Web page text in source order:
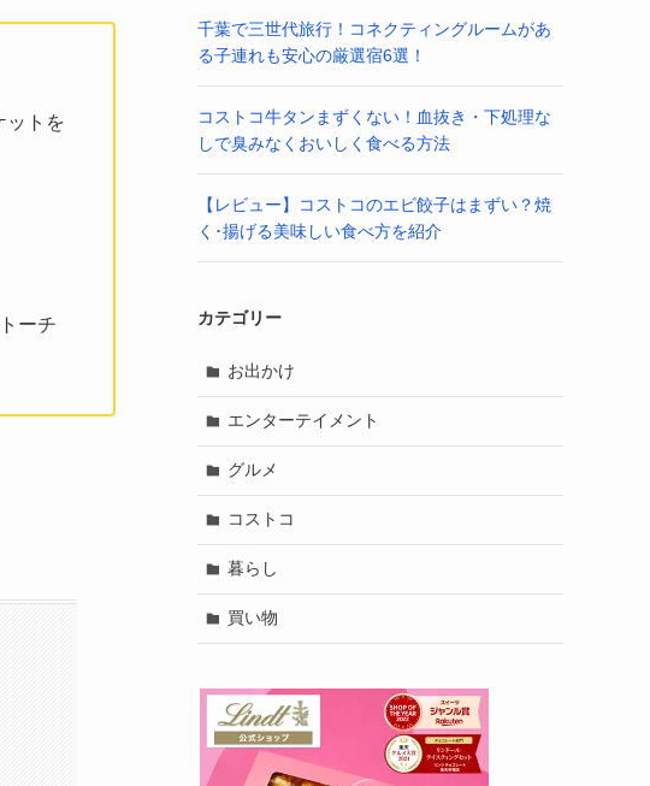
ットを
ーチ
千葉で三世代旅行！コネクティングルームがあ
る子連れも安心の厳選宿6選！
コストコ牛タンまずくない！血抜き・下処理な
しで臭みなくおいしく食べる方法
【レビュー】コストコのエビ餃子はまずい？焼
く･揚げる美味しい食べ方を紹介
カテゴリー
お出かけ
エンターテイメント
グルメ
コストコ
暮らし
買い物